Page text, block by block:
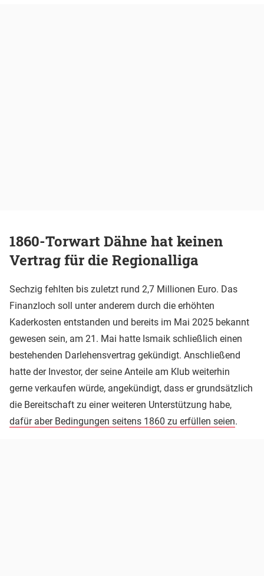
1860-Torwart Dähne hat keinen
Vertrag für die Regionalliga
Sechzig fehlten bis zuletzt rund 2,7 Millionen Euro. Das
Finanzloch soll unter anderem durch die erhöhten
Kaderkosten entstanden und bereits im Mai 2025 bekannt
gewesen sein, am 21. Mai hatte Ismaik schließlich einen
bestehenden Darlehensvertrag gekündigt. Anschließend
hatte der Investor, der seine Anteile am Klub weiterhin
gerne verkaufen würde, angekündigt, dass er grundsätzlich
die Bereitschaft zu einer weiteren Unterstützung habe,
dafür aber Bedingungen seitens 1860 zu erfüllen seien.